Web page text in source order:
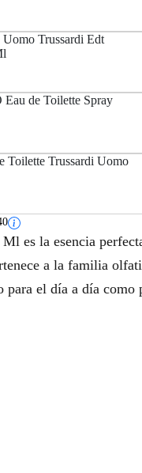
Trussardi Edt
de Toilette Spray
Toilette Trussardi Uomo
es la esencia
a la familia
el día a día como